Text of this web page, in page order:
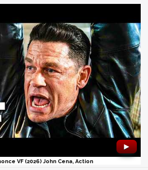
►
VF (2026) John Cena, Action